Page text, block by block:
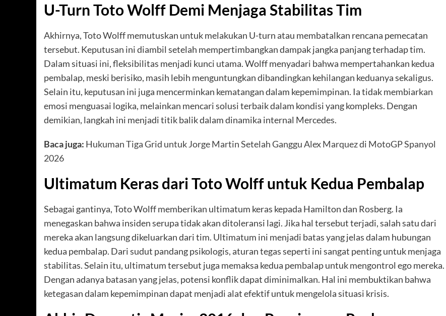
U-Turn Toto Wolff Demi Menjaga Stabilitas Tim
Akhirnya, Toto Wolff memutuskan untuk melakukan U-turn atau membatalkan rencana pemecatan
tersebut. Keputusan ini diambil setelah mempertimbangkan dampak jangka panjang terhadap tim.
Dalam situasi ini, fleksibilitas menjadi kunci utama. Wolff menyadari bahwa mempertahankan kedua
pembalap, meski berisiko, masih lebih menguntungkan dibandingkan kehilangan keduanya sekaligus.
Selain itu, keputusan ini juga mencerminkan kematangan dalam kepemimpinan. Ia tidak membiarkan
emosi menguasai logika, melainkan mencari solusi terbaik dalam kondisi yang kompleks. Dengan
demikian, langkah ini menjadi titik balik dalam dinamika internal Mercedes.
Baca juga: Hukuman Tiga Grid untuk Jorge Martin Setelah Ganggu Alex Marquez di MotoGP Spanyol
2026
Ultimatum Keras dari Toto Wolff untuk Kedua Pembalap
Sebagai gantinya, Toto Wolff memberikan ultimatum keras kepada Hamilton dan Rosberg. Ia
menegaskan bahwa insiden serupa tidak akan ditoleransi lagi. Jika hal tersebut terjadi, salah satu dari
mereka akan langsung dikeluarkan dari tim. Ultimatum ini menjadi batas yang jelas dalam hubungan
kedua pembalap. Dari sudut pandang psikologis, aturan tegas seperti ini sangat penting untuk menjaga
stabilitas. Selain itu, ultimatum tersebut juga memaksa kedua pembalap untuk mengontrol ego mereka.
Dengan adanya batasan yang jelas, potensi konflik dapat diminimalkan. Hal ini membuktikan bahwa
ketegasan dalam kepemimpinan dapat menjadi alat efektif untuk mengelola situasi krisis.